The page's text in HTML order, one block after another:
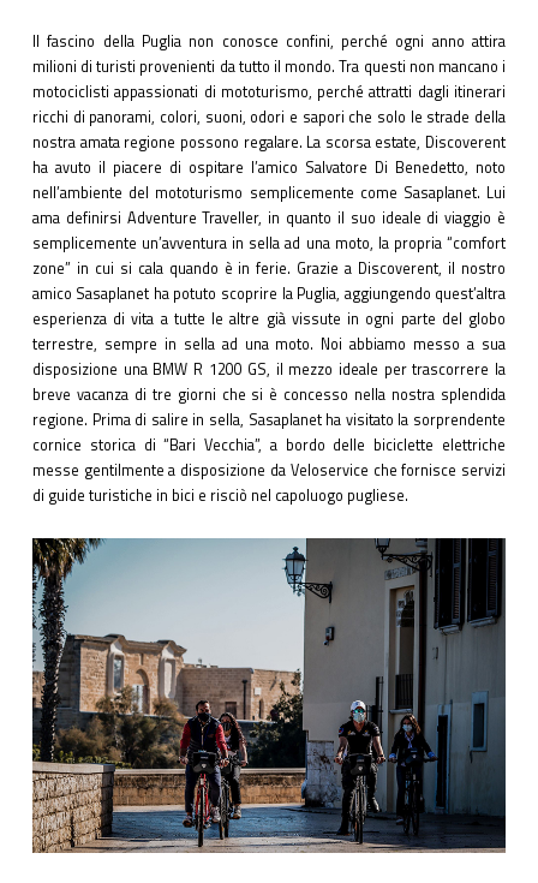
Il fascino della Puglia non conosce confini, perché ogni anno attira
milioni di turisti provenienti da tutto il mondo. Tra questi non mancano i
motociclisti appassionati di mototurismo, perché attratti dagli itinerari
ricchi di panorami, colori, suoni, odori e sapori che solo le strade della
nostra amata regione possono regalare. La scorsa estate, Discoverent
ha avuto il piacere di ospitare l’amico Salvatore Di Benedetto, noto
nell’ambiente del mototurismo semplicemente come Sasaplanet. Lui
ama definirsi Adventure Traveller, in quanto il suo ideale di viaggio è
semplicemente un’avventura in sella ad una moto, la propria “comfort
zone” in cui si cala quando è in ferie. Grazie a Discoverent, il nostro
amico Sasaplanet ha potuto scoprire la Puglia, aggiungendo quest’altra
esperienza di vita a tutte le altre già vissute in ogni parte del globo
terrestre, sempre in sella ad una moto. Noi abbiamo messo a sua
disposizione una BMW R 1200 GS, il mezzo ideale per trascorrere la
breve vacanza di tre giorni che si è concesso nella nostra splendida
regione. Prima di salire in sella, Sasaplanet ha visitato la sorprendente
cornice storica di “Bari Vecchia”, a bordo delle biciclette elettriche
messe gentilmente a disposizione da Veloservice che fornisce servizi
di guide turistiche in bici e risciò nel capoluogo pugliese.